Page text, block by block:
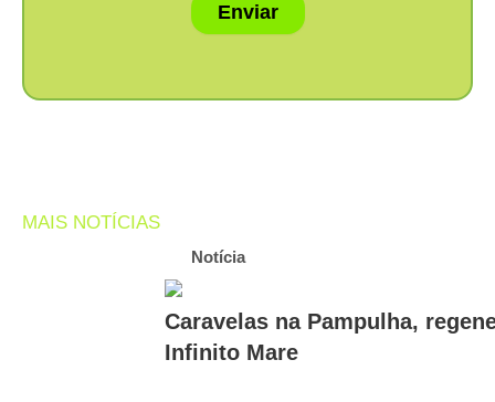
Enviar
MAIS NOTÍCIAS
Notícia
Caravelas na Pampulha,
Infinito Mare